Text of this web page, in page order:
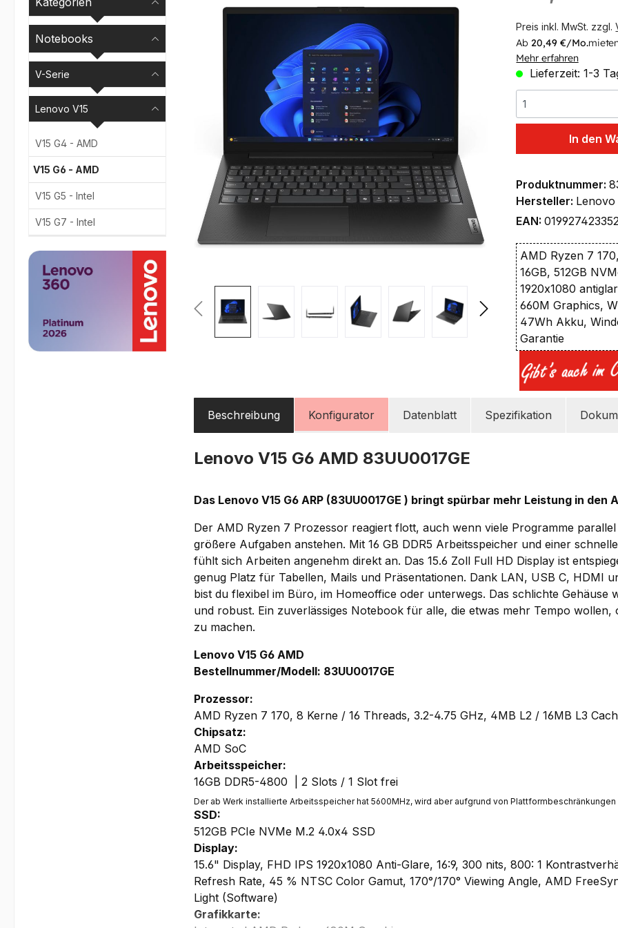
Notebooks
V-Serie
Lenovo V15
V15 G4 - AMD
V15 G6 - AMD
V15 G5 - Intel
V15 G7 - Intel
Preis inkl. MwSt. zzgl.
Ab20,49 €/Mo.
Mehr erfahren
Lieferzeit: 1-3
In den
Produktnummer:
Hersteller: Lenovo
EAN:
AMD Ryzen 7
16GB, 512GB
1920x1080
660M Graphics,
47Wh Akku,
Garantie
Beschreibung Konfigurator Datenblatt Spezifikation
Lenovo V15 G6 AMD 83UU0017GE
Das Lenovo V15 G6 ARP (83UU0017GE ) bringt spürbar mehr Leistung in den
Der AMD Ryzen 7 Prozessor reagiert flott, auch wenn viele Programme
größere Aufgaben anstehen. Mit 16 GB DDR5 Arbeitsspeicher und einer
fühlt sich Arbeiten angenehm direkt an. Das 15.6 Zoll Full HD Display ist
genug Platz für Tabellen, Mails und Präsentationen. Dank LAN, USB C, HDMI
bist du flexibel im Büro, im Homeoffice oder unterwegs. Das schlichte Gehäuse
und robust. Ein zuverlässiges Notebook für alle, die etwas mehr Tempo wollen,
zu machen.
Lenovo V15 G6 AMD
Bestellnummer/Modell: 83UU0017GE
Prozessor:
AMD Ryzen 7 170, 8 Kerne / 16 Threads, 3.2-4.75 GHz, 4MB L2 / 16MB L3
Chipsatz:
AMD SoC
Arbeitsspeicher:
16GB DDR5-4800 | 2 Slots / 1 Slot frei
Der ab Werk installierte Arbeitsspeicher hat 5600MHz, wird aber aufgrund von
SSD:
512GB PCIe NVMe M.2 4.0x4 SSD
Display:
15.6" Display, FHD IPS 1920x1080 Anti-Glare, 16:9, 300 nits, 800: 1
Refresh Rate, 45 % NTSC Color Gamut, 170°/170° Viewing Angle, AMD
Light (Software)
Grafikkarte: